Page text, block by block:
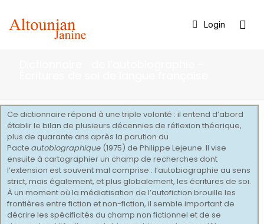
Login
Ce dictionnaire répond à une triple volonté : il entend d’abord
établir le bilan de plusieurs décennies de réflexion théorique,
plus de quarante ans après la parution du
Pacte autobiographique (1975) de Philippe Lejeune. Il vise
ensuite à cartographier un champ de recherches dont
l’extension est souvent mal comprise : l’autobiographie au sens
strict, mais également, et plus globalement, les écritures de soi.
À un moment où la médiatisation de l’autofiction brouille les
frontières entre fiction et non-fiction, il semble important de
décrire les spécificités du champ non fictionnel et de se